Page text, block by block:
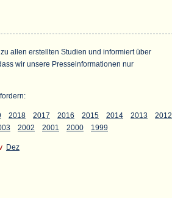
allen erstellten Studien und informiert über
wir unsere Presseinformationen nur
2018 2017 2016 2015 2014 2013
2012
2002 2001 2000 1999
Dez